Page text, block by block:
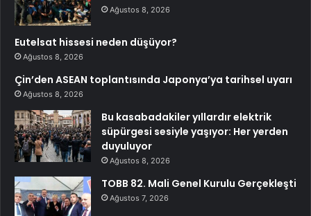
Ağustos 8, 2026
Eutelsat hissesi neden düşüyor?
Ağustos 8, 2026
Çin’den ASEAN toplantısında Japonya’ya tarihsel uyarı
Ağustos 8, 2026
Bu kasabadakiler yıllardır elektrik
süpürgesi sesiyle yaşıyor: Her yerden
duyuluyor
Ağustos 8, 2026
TOBB 82. Mali Genel Kurulu Gerçekleşti
Ağustos 7, 2026